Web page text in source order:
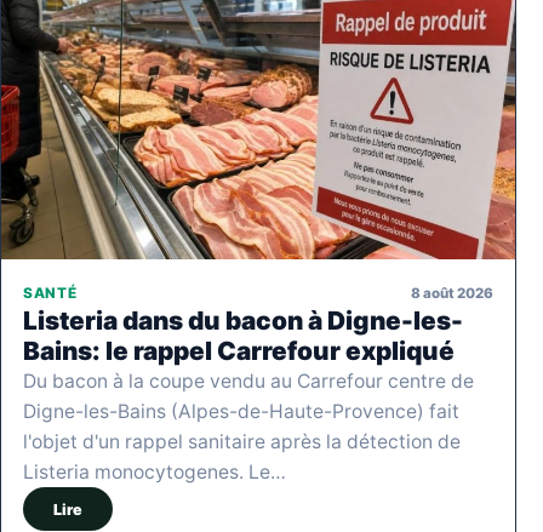
SANTÉ 8 août 2026
Listeria dans du bacon à Digne-les-
Bains: le rappel Carrefour expliqué
Du bacon à la coupe vendu au Carrefour centre de
Digne-les-Bains (Alpes-de-Haute-Provence) fait
l'objet d'un rappel sanitaire après la détection de
Listeria monocytogenes. Le…
Lire